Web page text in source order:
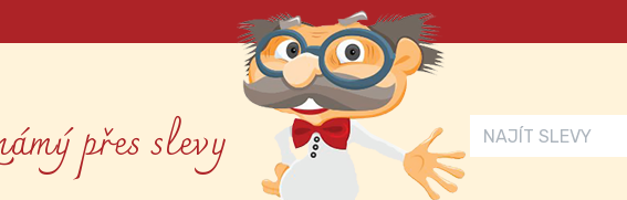
přes slevy